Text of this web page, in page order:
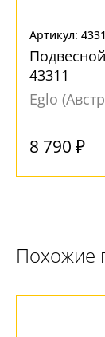
Артикул:
43311
Eglo
8 790 ₽
Похожие